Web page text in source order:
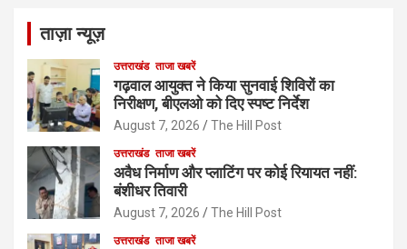
ताज़ा न्यूज़
उत्तराखंड ताजा खबरें
गढ़वाल आयुक्त ने किया सुनवाई शिविरों का
निरीक्षण, बीएलओ को दिए स्पष्ट निर्देश
August 7, 2026 The Hill Post
उत्तराखंड ताजा खबरें
अवैध निर्माण और प्लाटिंग पर कोई रियायत नहीं:
बंशीधर तिवारी
August 7, 2026 The Hill Post
उत्तराखंड ताजा खबरें